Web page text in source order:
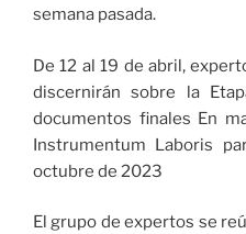
semana pasada.
De 12 al 19 de abril,
discernirán sobre la
documentos finales En
Instrumentum Laboris
octubre de 2023
El grupo de expertos se